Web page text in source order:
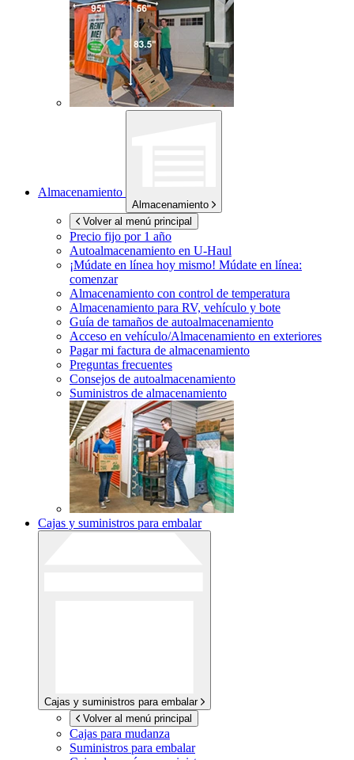
Almacenamiento
Almacenamiento
Volver al menú principal
Precio fijo por 1 año
Autoalmacenamiento en U-Haul
¡Múdate en línea hoy mismo! Múdate en línea:
comenzar
Almacenamiento con control de temperatura
Almacenamiento para RV, vehículo y bote
Guía de tamaños de autoalmacenamiento
Acceso en vehículo/Almacenamiento en exteriores
Pagar mi factura de almacenamiento
Preguntas frecuentes
Consejos de autoalmacenamiento
Suministros de almacenamiento
Cajas y suministros para embalar
Cajas y suministros para embalar
Volver al menú principal
Cajas para mudanza
Suministros para embalar